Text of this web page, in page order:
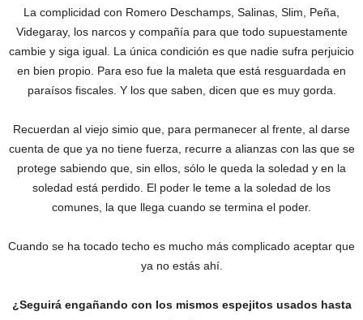
La complicidad con Romero Deschamps, Salinas, Slim, Peña,
Videgaray, los narcos y compañía para que todo supuestamente
cambie y siga igual. La única condición es que nadie sufra perjuicio
en bien propio. Para eso fue la maleta que está resguardada en
paraísos fiscales. Y los que saben, dicen que es muy gorda.
Recuerdan al viejo simio que, para permanecer al frente, al darse
cuenta de que ya no tiene fuerza, recurre a alianzas con las que se
protege sabiendo que, sin ellos, sólo le queda la soledad y en la
soledad está perdido. El poder le teme a la soledad de los
comunes, la que llega cuando se termina el poder.
Cuando se ha tocado techo es mucho más complicado aceptar que
ya no estás ahí.
¿Seguirá engañando con los mismos espejitos usados hasta